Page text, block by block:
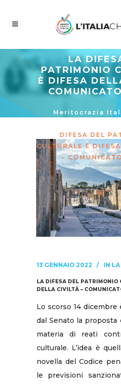
LA
PATRIMONIO
È DIFESA
Meritocrazia
DIFESA DEL
CULTURALE È
–
13 GENNAIO 2022 IN
LA DIFESA DEL PATRIMONIO
DELLA CIVILTÀ –
Lo scorso 14 dicembre
dal Senato la proposta
materia di reati
culturale. L’idea è
novella del Codice
le previsioni